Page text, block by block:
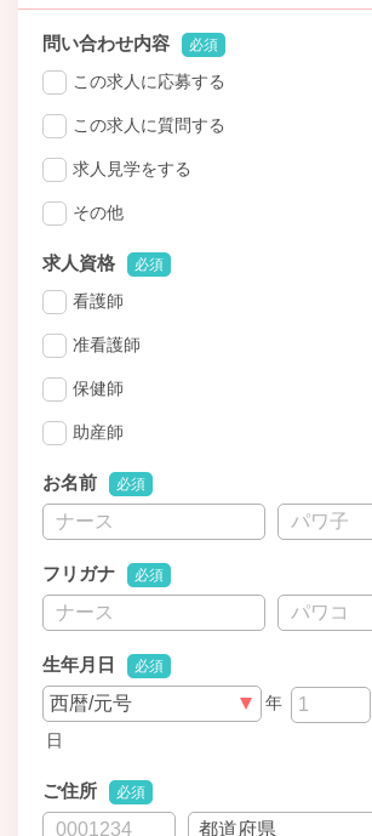
問い合わせ内容 必須
この求人に応募する
この求人に質問する
求人見学をする
その他
求人資格 必須
看護師
准看護師
保健師
助産師
お名前 必須
フリガナ 必須
生年月日 必須
年
日
ご住所 必須